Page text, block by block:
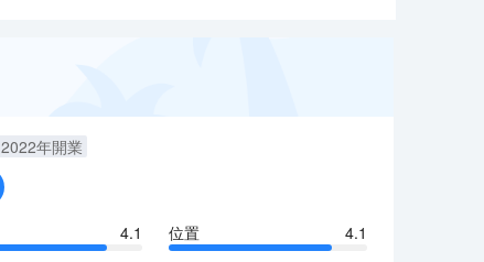
2022年開業
4.1 位置
4.1